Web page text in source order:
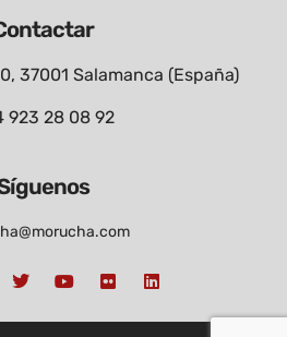
37001 Salamanca (España)
923 28 08 92